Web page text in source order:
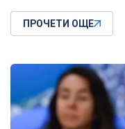
ПРОЧЕТИ ОЩЕ